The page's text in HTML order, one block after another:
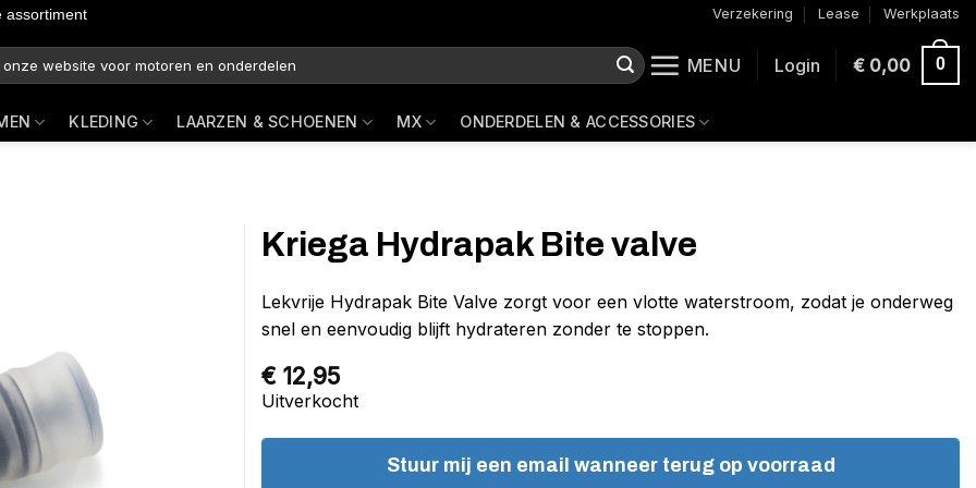
assortiment Verzekering Lease Werkplaats
MENU Login €0,00 0
KLEDING LAARZEN & SCHOENEN MX ONDERDELEN & ACCESSORIES
Kriega Hydrapak Bite valve
Lekvrije Hydrapak Bite Valve zorgt voor een vlotte waterstroom, zodat je onderweg
snel en eenvoudig blijft hydrateren zonder te stoppen.
€ 12,95
Uitverkocht
Stuur mij een email wanneer terug op voorraad